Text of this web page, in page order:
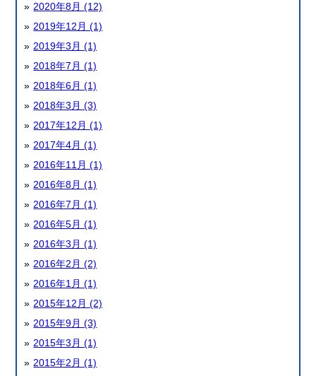
2020年8月 (12)
2019年12月 (1)
2019年3月 (1)
2018年7月 (1)
2018年6月 (1)
2018年3月 (3)
2017年12月 (1)
2017年4月 (1)
2016年11月 (1)
2016年8月 (1)
2016年7月 (1)
2016年5月 (1)
2016年3月 (1)
2016年2月 (2)
2016年1月 (1)
2015年12月 (2)
2015年9月 (3)
2015年3月 (1)
2015年2月 (1)